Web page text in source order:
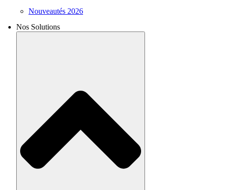
Nouveautés 2026
Nos Solutions